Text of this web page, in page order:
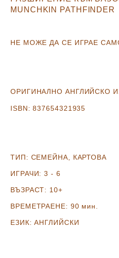
MUNCHKIN PATHFINDER
НЕ МОЖЕ ДА СЕ ИГРАЕ
ОРИГИНАЛНО АНГЛИЙСКО
ISBN: 837654321935
ТИП: СЕМЕЙНА, КАРТОВА
ИГРАЧИ: 3 - 6
ВЪЗРАСТ: 10+
ВРЕМЕТРАЕНЕ: 90 мин.
ЕЗИК: АНГЛИЙСКИ